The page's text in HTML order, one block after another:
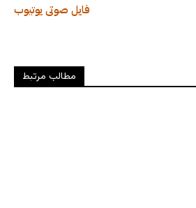
یوتیوب فایل صوتی
مطالب مرتبط